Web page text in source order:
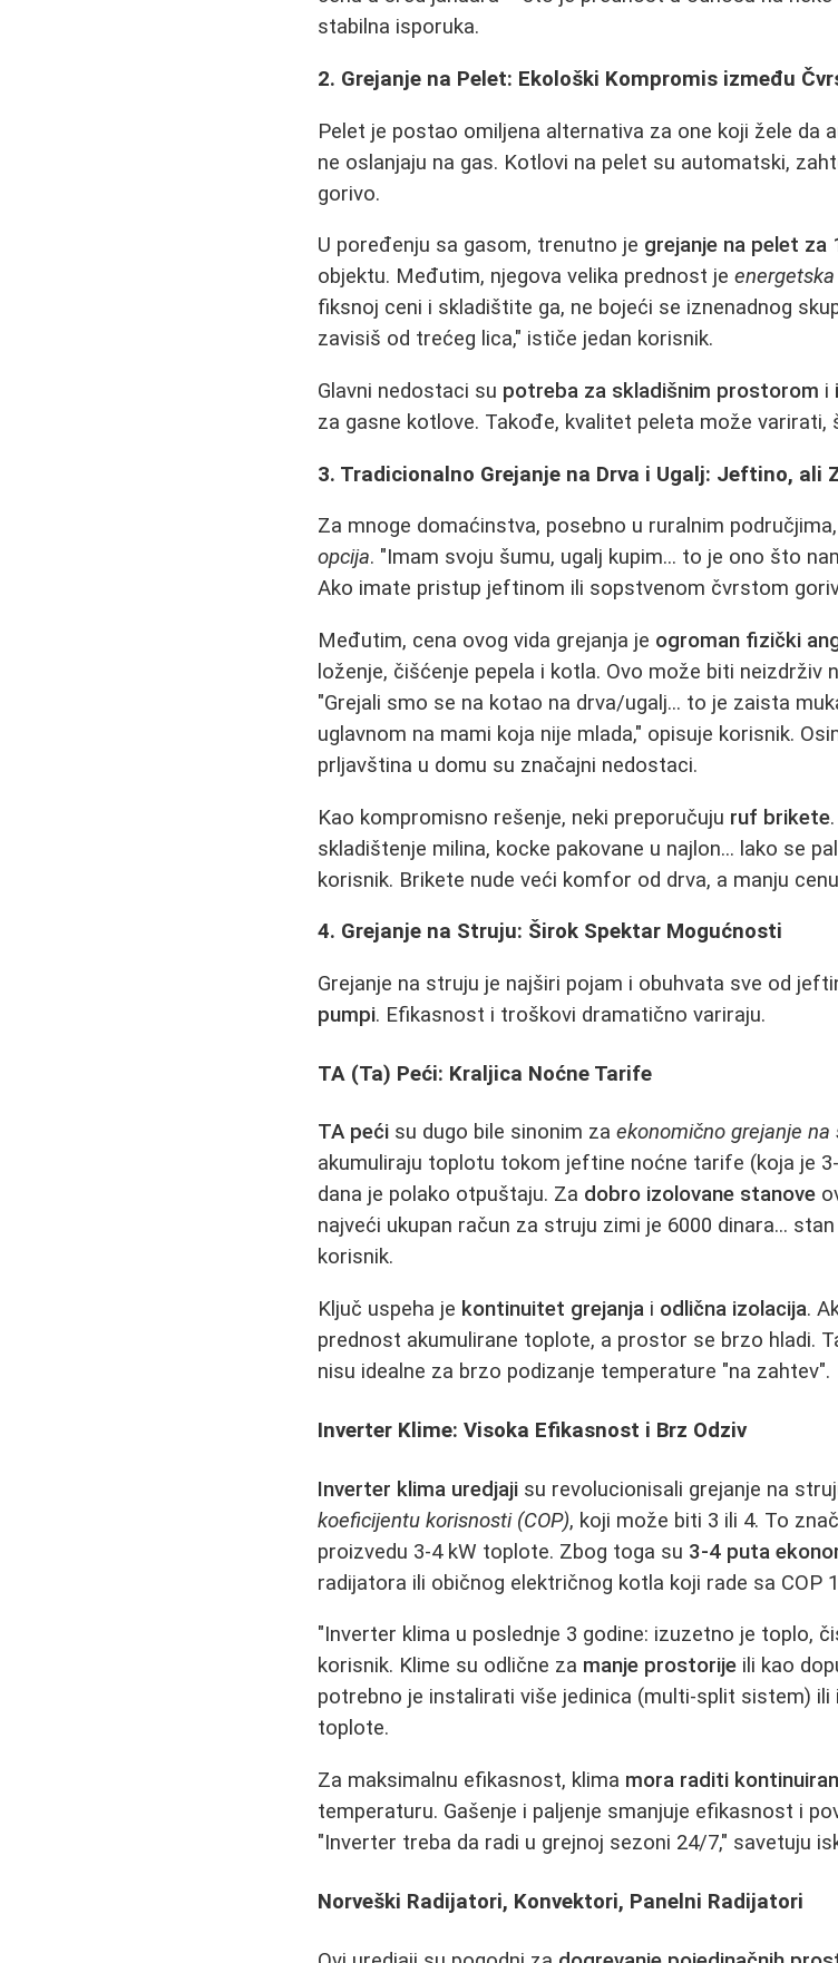
stabilna isporuka.
2. Grejanje na Pelet: Ekološki Kompromis između
Pelet je postao omiljena alternativa za one koji žele da
ne oslanjaju na gas. Kotlovi na pelet su automatski,
gorivo.
U poređenju sa gasom, trenutno je grejanje na pelet
objektu. Međutim, njegova velika prednost je
fiksnoj ceni i skladištite ga, ne bojeći se iznenadnog
zavisiš od trećeg lica," ističe jedan korisnik.
Glavni nedostaci su potreba za skladišnim prostorom i
za gasne kotlove. Takođe, kvalitet peleta može
3. Tradicionalno Grejanje na Drva i Ugalj: Jeftino, ali
Za mnoge domaćinstva, posebno u ruralnim područjima,
opcija. "Imam svoju šumu, ugalj kupim... to je ono što
Ako imate pristup jeftinom ili sopstvenom čvrstom
Međutim, cena ovog vida grejanja je ogroman fizički
loženje, čišćenje pepela i kotla. Ovo može biti neizdrživ
"Grejali smo se na kotao na drva/ugalj... to je zaista
uglavnom na mami koja nije mlada," opisuje korisnik.
prljavština u domu su značajni nedostaci.
Kao kompromisno rešenje, neki preporučuju ruf brikete
skladištenje milina, kocke pakovane u najlon... lako se
korisnik. Brikete nude veći komfor od drva, a manju
4. Grejanje na Struju: Širok Spektar Mogućnosti
Grejanje na struju je najširi pojam i obuhvata sve od
pumpi. Efikasnost i troškovi dramatično variraju.
TA (Ta) Peći: Kraljica Noćne Tarife
TA peći su dugo bile sinonim zaekonomično grejanje na
akumuliraju toplotu tokom jeftine noćne tarife (koja je
dana je polako otpuštaju. Za dobro izolovane stanove
najveći ukupan račun za struju zimi je 6000 dinara...
korisnik.
Ključ uspeha je kontinuitet grejanja i odlična izolacija.
prednost akumulirane toplote, a prostor se brzo hladi.
nisu idealne za brzo podizanje temperature "na zahtev".
Inverter Klime: Visoka Efikasnost i Brz Odziv
Inverter klima uredjaji su revolucionisali grejanje na
koeficijentu korisnosti (COP), koji može biti 3 ili 4. To
proizvedu 3-4 kW toplote. Zbog toga su 3-4 puta
radijatora ili običnog električnog kotla koji rade sa COP
"Inverter klima u poslednje 3 godine: izuzetno je toplo,
korisnik. Klime su odlične za manje prostorije ili kao
potrebno je instalirati više jedinica (multi-split sistem)
toplote.
Za maksimalnu efikasnost, klima mora raditi
temperaturu. Gašenje i paljenje smanjuje efikasnost i
"Inverter treba da radi u grejnoj sezoni 24/7," savetuju
Norveški Radijatori, Konvektori, Panelni Radijatori